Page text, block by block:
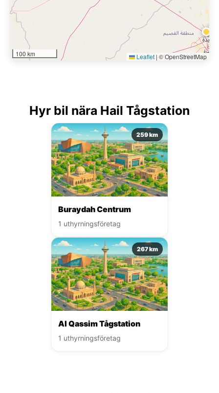
100 km Leaflet |© OpenStreetMap
Hyr bil nära Hail Tågstation
259 km
Buraydah Centrum
1 uthyrningsföretag
267 km
Al Qassim Tågstation
1 uthyrningsföretag